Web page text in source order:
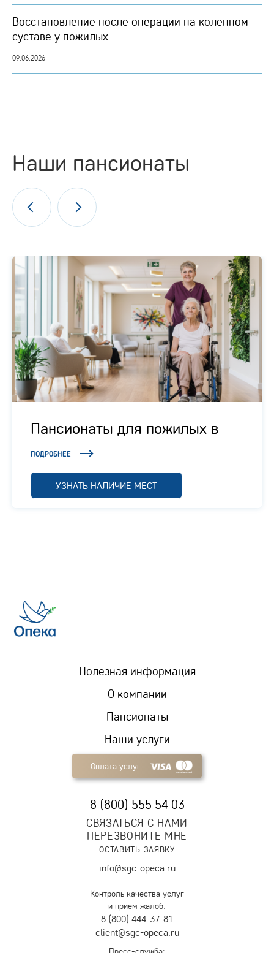
Восстановление после операции на коленном
суставе у пожилых
09.06.2026
Наши пансионаты
Пансионаты для пожилых в
Подмосковье
ПОДРОБНЕЕ
УЗНАТЬ НАЛИЧИЕ МЕСТ
Пансионаты
Наши услуги
Полезная информация
О компании
Оплата услуг
8 (800) 555 54 03
СВЯЗАТЬСЯ С НАМИ
ПЕРЕЗВОНИТЕ МНЕ
ОСТАВИТЬ ЗАЯВКУ
info@sgc-opeca.ru
Контроль качества услуг
и прием жалоб:
8 (800) 444-37-81
client@sgc-opeca.ru